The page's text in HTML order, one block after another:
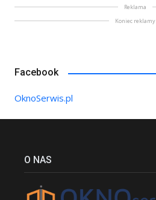
Reklama
Koniec reklamy
Facebook
OknoSerwis.pl
O NAS